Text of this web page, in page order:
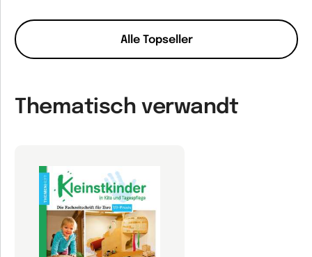
Alle Topseller
Thematisch verwandt